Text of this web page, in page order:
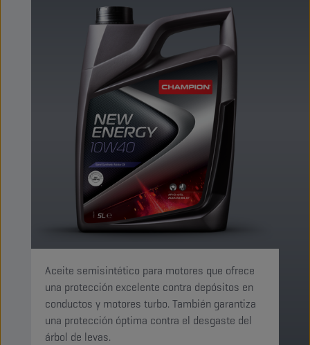
Aceite semisintético para motores que ofrece
una protección excelente contra depósitos en
conductos y motores turbo. También garantiza
una protección óptima contra el desgaste del
árbol de levas.